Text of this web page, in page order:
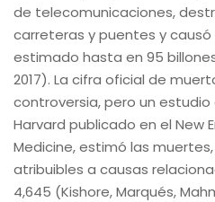
de telecomunicaciones,
carreteras y puentes y
estimado hasta en 95
2017). La cifra oficial de
controversia, pero un estudio
Harvard publicado en el New
Medicine, estimó las
atribuibles a causas
4,645 (Kishore, Marqués,